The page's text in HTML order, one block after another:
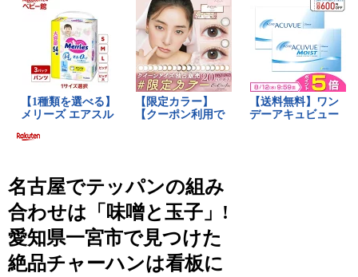
名古屋でテッパンの組み
合わせは「味噌と玉子」!
愛知県一宮市で見つけた
絶品チャーハンは看板に